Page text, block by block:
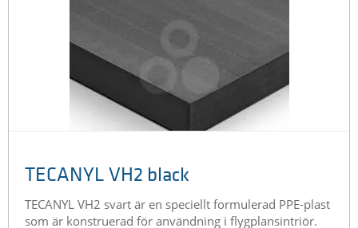
TECANYL VH2 black
TECANYL VH2 svart är en speciellt formulerad PPE-plast
som är konstruerad för användning i flygplansintriör.